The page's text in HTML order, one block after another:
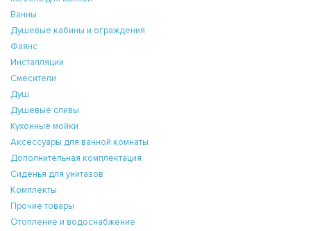
Ванны
Душевые кабины и ограждения
Фаянс
Инсталляции
Смесители
Душ
Душевые сливы
Кухонные мойки
Аксессуары для ванной комнаты
Дополнительная комплектация
Сиденья для унитазов
Комплекты
Прочие товары
Отопление и водоснабжение